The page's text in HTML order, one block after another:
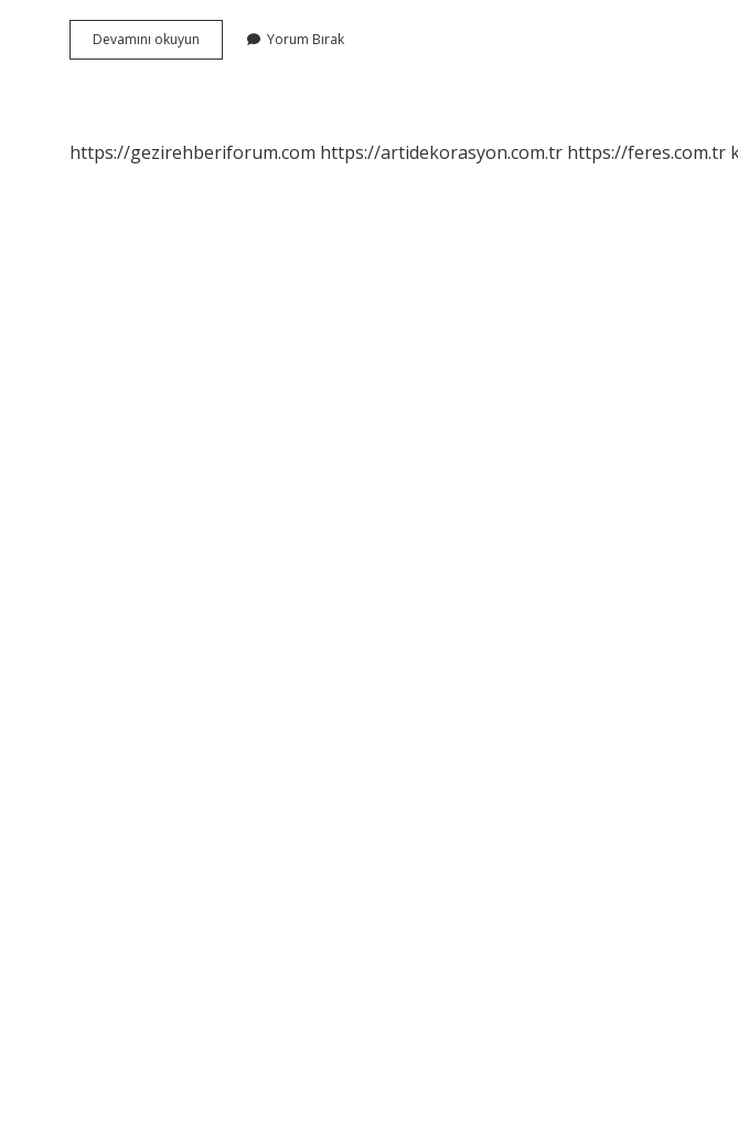
Devamını okuyun Yürüyüş
Çubuğu
Yorum Bırak
https://gezirehberiforum.com https://artidekorasyon.com.tr https://feres.com.tr